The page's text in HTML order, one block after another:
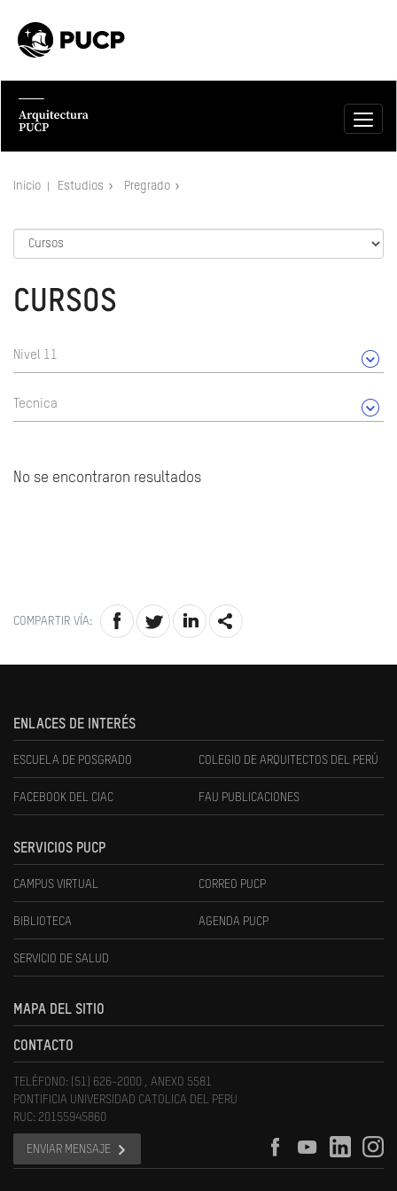
Inicio Estudios Pregrado
CURSOS
Nivel 11
Tecnica
No se encontraron resultados
COMPARTIR VÍA:
ENLACES DE INTERÉS
ESCUELA DE POSGRADO COLEGIO DE ARQUITECTOS DEL PERÚ
FACEBOOK DEL CIAC FAU PUBLICACIONES
SERVICIOS PUCP
CAMPUS VIRTUAL CORREO PUCP
BIBLIOTECA AGENDA PUCP
SERVICIO DE SALUD
MAPA DEL SITIO
CONTACTO
TELÉFONO: (51) 626-2000 , ANEXO 5581
PONTIFICIA UNIVERSIDAD CATOLICA DEL PERU
RUC: 20155945860
ENVIAR MENSAJE